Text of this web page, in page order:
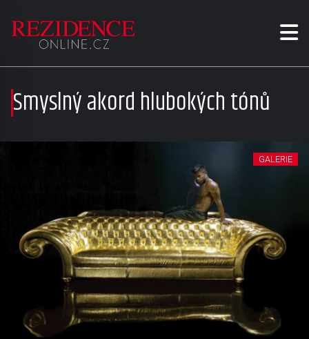
Smyslný akord hlubokých tónů
GALERIE